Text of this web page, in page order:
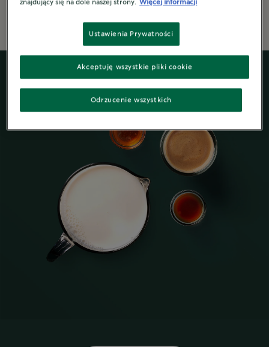
znajdujący się na dole naszej strony. Więcej informacji
Ustawienia Prywatności
Odrzucenie wszystkich
Akceptuję wszystkie pliki cookie